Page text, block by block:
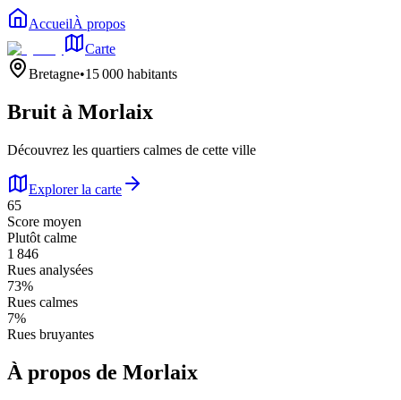
AccueilÀ propos
Carte
Bretagne•15 000 habitants
Bruit à Morlaix
Découvrez les quartiers calmes de cette ville
Explorer la carte
65
Score moyen
Plutôt calme
1 846
Rues analysées
73%
Rues calmes
7%
Rues bruyantes
À propos de Morlaix